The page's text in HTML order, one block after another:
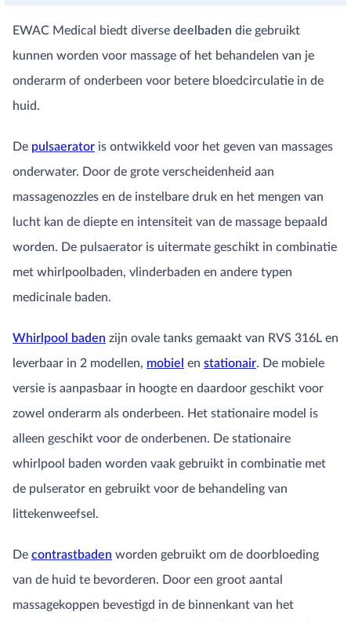
EWAC Medical biedt diverse deelbaden die gebruikt
kunnen worden voor massage of het behandelen van je
onderarm of onderbeen voor betere bloedcirculatie in de
huid.
De pulsaerator is ontwikkeld voor het geven van massages
onderwater. Door de grote verscheidenheid aan
massagenozzles en de instelbare druk en het mengen van
lucht kan de diepte en intensiteit van de massage bepaald
worden. De pulsaerator is uitermate geschikt in combinatie
met whirlpoolbaden, vlinderbaden en andere typen
medicinale baden.
Whirlpool baden zijn ovale tanks gemaakt van RVS 316L en
leverbaar in 2 modellen, mobiel en stationair. De mobiele
versie is aanpasbaar in hoogte en daardoor geschikt voor
zowel onderarm als onderbeen. Het stationaire model is
alleen geschikt voor de onderbenen. De stationaire
whirlpool baden worden vaak gebruikt in combinatie met
de pulserator en gebruikt voor de behandeling van
littekenweefsel.
De contrastbaden worden gebruikt om de doorbloeding
van de huid te bevorderen. Door een groot aantal
massagekoppen bevestigd in de binnenkant van het